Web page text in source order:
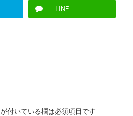
LINE
が付いている欄は必須項目です